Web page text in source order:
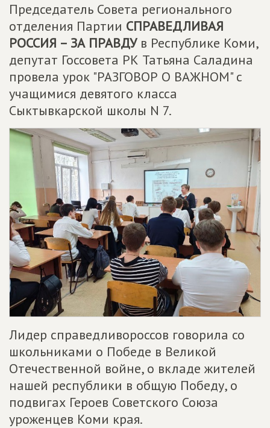
Председатель Совета регионального
отделения Партии СПРАВЕДЛИВАЯ
РОССИЯ – ЗА ПРАВДУв Республике Коми,
депутат Госсовета РК Татьяна Саладина
провела урок "РАЗГОВОР О ВАЖНОМ" с
учащимися девятого класса
Сыктывкарской школы N 7.
Лидер справедливороссов говорила со
школьниками о Победе в Великой
Отечественной войне, о вкладе жителей
нашей республики в общую Победу, о
подвигах Героев Советского Союза
уроженцев Коми края.